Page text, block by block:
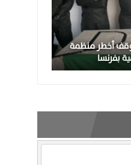
أخطر منظمة
بفرنسا